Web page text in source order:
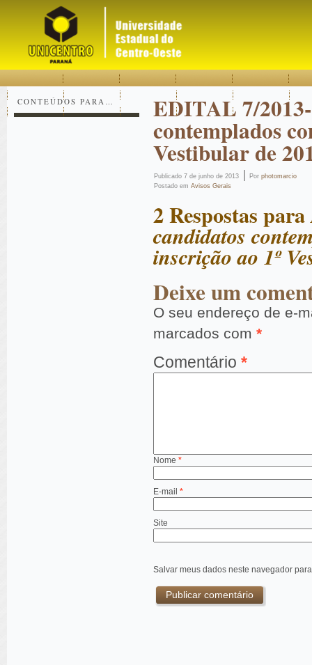
CONTEÚDOS PARA… EDITAL 7/
contemplados
Vestibular de
Publicado 7 de junho de 2013 | Por photomarcio
Postado em Avisos Gerais
2 Respostas para
candidatos
inscrição ao 1º
Deixe um
O seu endereço de e-
marcados com *
Comentário *
Nome *
E-mail *
Site
Salvar meus dados neste navegador